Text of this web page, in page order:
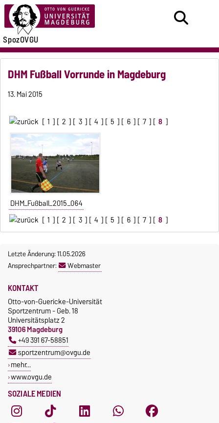
SpozOVGU
DHM Fußball Vorrunde in Magdeburg
13. Mai 2015
[ 1 ] [ 2 ] [ 3 ] [ 4 ] [ 5 ] [ 6 ] [ 7 ] [ 8 ]
DHM_Fußball_2015_064
[ 1 ] [ 2 ] [ 3 ] [ 4 ] [ 5 ] [ 6 ] [ 7 ] [ 8 ]
Letzte Änderung: 11.05.2026
Ansprechpartner:
Webmaster
SOZIALE MEDIEN
KONTAKT
Otto-von-Guericke-Universität
Sportzentrum - Geb. 18
Universitätsplatz 2
39106 Magdeburg
+49 391 67-58851
sportzentrum@ovgu.de
mehr…
www.ovgu.de